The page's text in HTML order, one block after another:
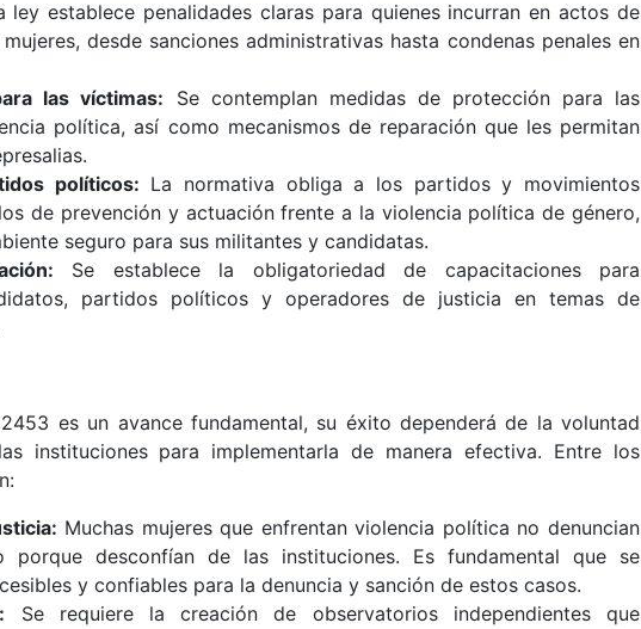
ley establece penalidades claras para quienes incurran en actos de
desde sanciones administrativas hasta condenas penales en
las víctimas: Se contemplan medidas de protección para las
política, así como mecanismos de reparación que les permitan
políticos: La normativa obliga a los partidos y movimientos
de prevención y actuación frente a la violencia política de género,
seguro para sus militantes y candidatas.
Se establece la obligatoriedad de capacitaciones para
partidos políticos y operadores de justicia en temas de
es un avance fundamental, su éxito dependerá de la voluntad
instituciones para implementarla de manera efectiva. Entre los
Muchas mujeres que enfrentan violencia política no denuncian
desconfían de las instituciones. Es fundamental que se
y confiables para la denuncia y sanción de estos casos.
Se requiere la creación de observatorios independientes que